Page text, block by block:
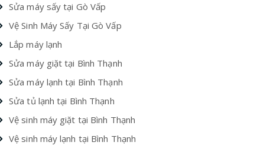
Sửa máy sấy tại Gò Vấp
Vệ Sinh Máy Sấy Tại Gò Vấp
Lắp máy lạnh
Sửa máy giặt tại Bình Thạnh
Sửa máy lạnh tại Bình Thạnh
Sửa tủ lạnh tại Bình Thạnh
Vệ sinh máy giặt tại Bình Thạnh
Vệ sinh máy lạnh tại Bình Thạnh